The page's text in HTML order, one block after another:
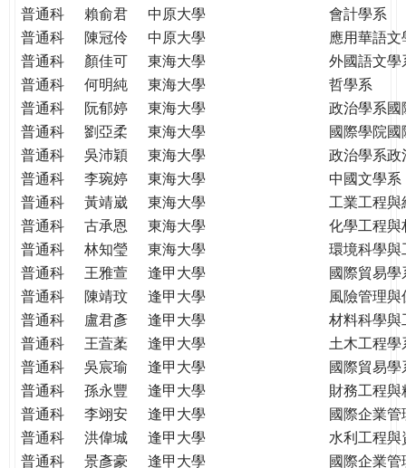
普通科
賴俞君 中原大學
會計學系
普通科
陳冠伶 中原大學
應用華語文
普通科
顏佳可 東海大學
外國語文學
普通科
何明純 東海大學
哲學系
普通科
阮郁婷 東海大學
政治學系國
普通科
劉亞柔 東海大學
國際學院
普通科
吳沛穎 東海大學
政治學系政
普通科
李琬婷 東海大學
中國文學系
普通科
黃靖崴 東海大學
工業工程
普通科
古承恩 東海大學
化學工程與
普通科
林知瑩 東海大學
環境科學
普通科
王雅萱 逢甲大學
國際貿易學
普通科
陳靖玟 逢甲大學
風險管理
普通科
盧君彥 逢甲大學
材料科學與
普通科
王萓葇 逢甲大學
土木工程學
普通科
吳宸瑜 逢甲大學
國際貿易學
普通科
孫永豐 逢甲大學
財務工程
普通科
李翊安 逢甲大學
國際企業
普通科
洪偉城 逢甲大學
水利工程
普通科
景彥豪 逢甲大學
國際企業